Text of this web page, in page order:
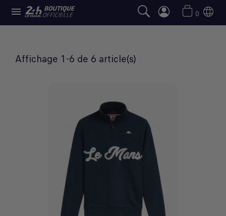
 0
PULLS HOMME
Affichage 1-6 de 6 article(s)